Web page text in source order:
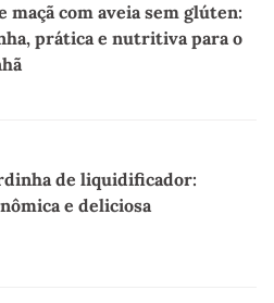
maçã com aveia sem glúten:
prática e nutritiva para o
de liquidificador:
e deliciosa